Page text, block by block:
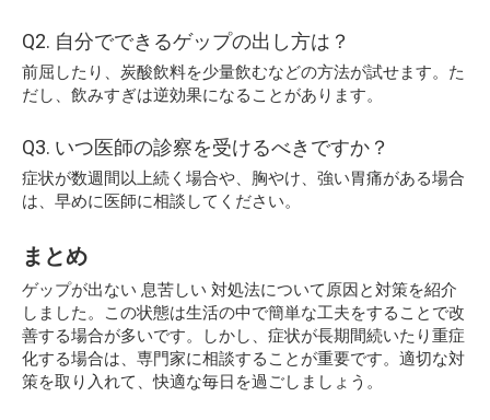
Q2. 自分でできるゲップの出し方は？
前屈したり、炭酸飲料を少量飲むなどの方法が試せます。た
だし、飲みすぎは逆効果になることがあります。
Q3. いつ医師の診察を受けるべきですか？
症状が数週間以上続く場合や、胸やけ、強い胃痛がある場合
は、早めに医師に相談してください。
まとめ
ゲップが出ない 息苦しい 対処法について原因と対策を紹介
しました。この状態は生活の中で簡単な工夫をすることで改
善する場合が多いです。しかし、症状が長期間続いたり重症
化する場合は、専門家に相談することが重要です。適切な対
策を取り入れて、快適な毎日を過ごしましょう。